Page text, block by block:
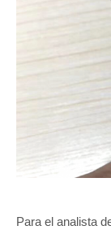
Para el analista